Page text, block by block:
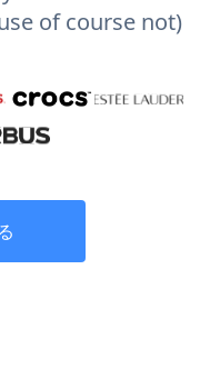
of course not)